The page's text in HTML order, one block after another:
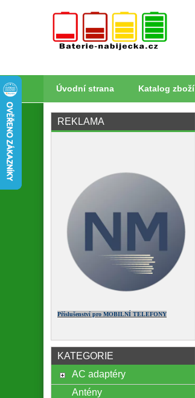
Úvodní strana Katalog zboží
REKLAMA
Příslušenství pro MOBILNÍ TELEFONY
KATEGORIE
AC adaptéry
Antény